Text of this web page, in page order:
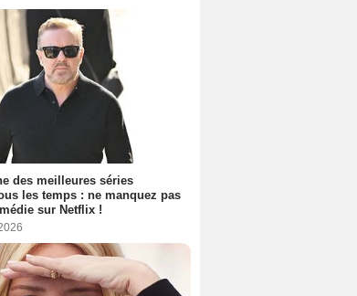
des meilleures séries
les temps : ne manquez pas
sur Netflix !